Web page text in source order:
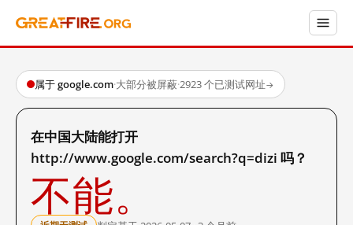
属于 google.com·大部分被屏蔽·2923 个已测试网址→
在中国大陆能打开
http://www.google.com/search?q=dizi 吗？
不能。